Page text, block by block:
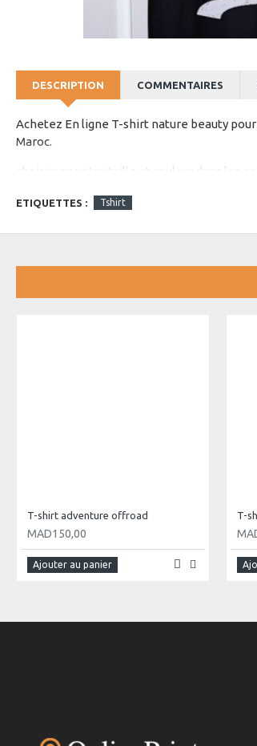
DESCRIPTION COMMENTAIRES
Achetez En ligne T-shirt nature beauty
Maroc.
choisissez votre taille et couleur dans les
ETIQUETTES : Tshirt
T-shirt adventure offroad
MAD150,00
Ajouter au panier
T-